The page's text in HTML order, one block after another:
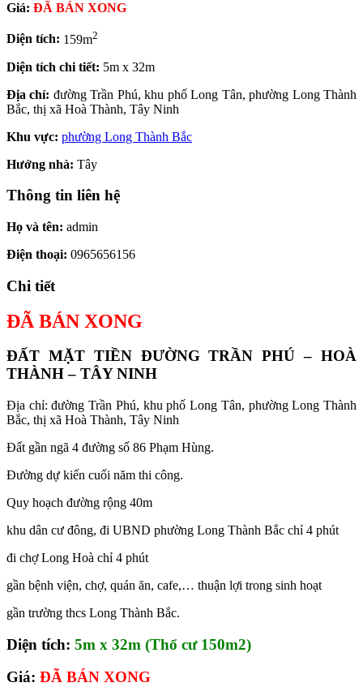
Giá: ĐÃ BÁN XONG
Diện tích: 159m2
Diện tích chi tiết: 5m x 32m
Địa chỉ: đường Trần Phú, khu phố Long Tân, phường Long Thành
Bắc, thị xã Hoà Thành, Tây Ninh
Khu vực: phường Long Thành Bắc
Hướng nhà: Tây
Thông tin liên hệ
Họ và tên: admin
Điện thoại: 0965656156
Chi tiết
ĐÃ BÁN XONG
ĐẤT MẶT TIỀN ĐƯỜNG TRẦN PHÚ – HOÀ
THÀNH – TÂY NINH
Địa chỉ: đường Trần Phú, khu phố Long Tân, phường Long Thành
Bắc, thị xã Hoà Thành, Tây Ninh
Đất gần ngã 4 đường số 86 Phạm Hùng.
Đường dự kiến cuối năm thi công.
Quy hoạch đường rộng 40m
khu dân cư đông, đi UBND phường Long Thành Bắc chỉ 4 phút
đi chợ Long Hoà chỉ 4 phút
gần bệnh viện, chợ, quán ăn, cafe,… thuận lợi trong sinh hoạt
gần trường thcs Long Thành Bắc.
Diện tích: 5m x 32m (Thổ cư 150m2)
Giá: ĐÃ BÁN XONG